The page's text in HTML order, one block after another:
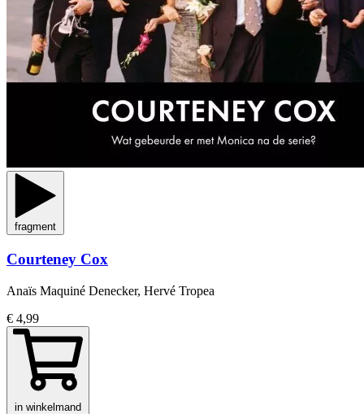
fragment
Courteney Cox
Anaïs Maquiné Denecker, Hervé Tropea
€ 4,99
in winkelmand